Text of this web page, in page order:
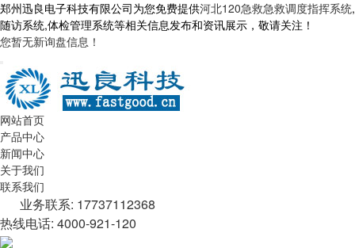
郑州迅良电子科技有限公司为您免费提供河北120急救急救调度指挥系统,
随访系统,体检管理系统等相关信息发布和资讯展示，敬请关注！
您暂无新询盘信息！
网站首页
产品中心
新闻中心
关于我们
联系我们
业务联系: 17737112368
热线电话: 4000-921-120